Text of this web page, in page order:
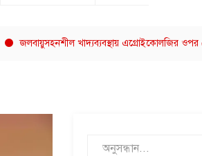
খাদ্যব্যবস্থায় এগ্রোইকোলজির ওপর জোর